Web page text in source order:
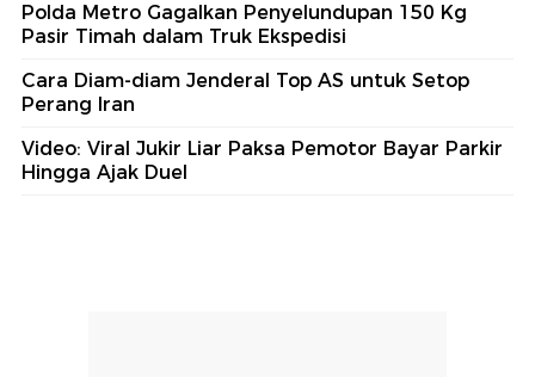
Polda Metro Gagalkan Penyelundupan 150 Kg
Pasir Timah dalam Truk Ekspedisi
Cara Diam-diam Jenderal Top AS untuk Setop
Perang Iran
Video: Viral Jukir Liar Paksa Pemotor Bayar Parkir
Hingga Ajak Duel